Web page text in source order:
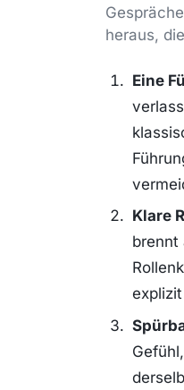
heraus,
Eine
Klare
brennt